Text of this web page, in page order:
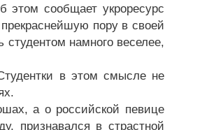
этом сообщает укроресурс
пору в своей
намного веселее,
в этом смысле не
а о российской певице
признавался в страстной